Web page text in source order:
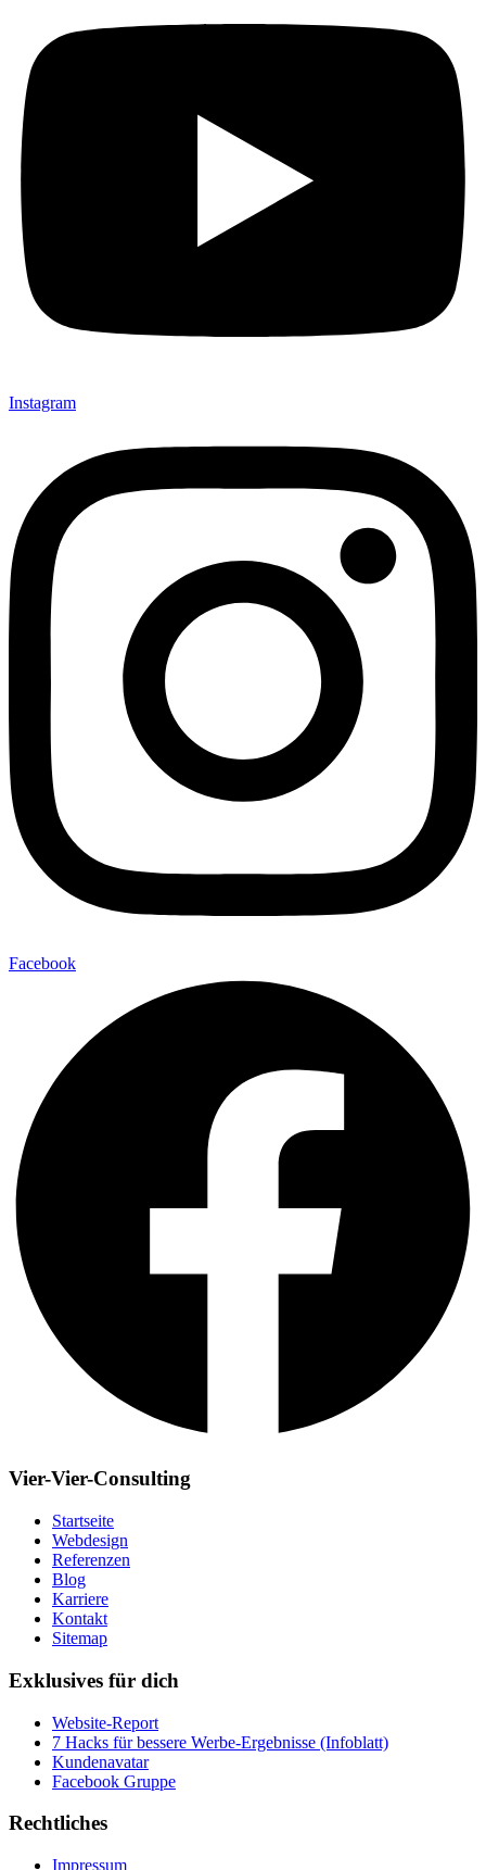
Instagram
Facebook
Vier-Vier-Consulting
Startseite
Webdesign
Referenzen
Blog
Karriere
Kontakt
Sitemap
Exklusives für dich
Website-Report
7 Hacks für bessere Werbe-Ergebnisse (Infoblatt)
Kundenavatar
Facebook Gruppe
Rechtliches
Impressum